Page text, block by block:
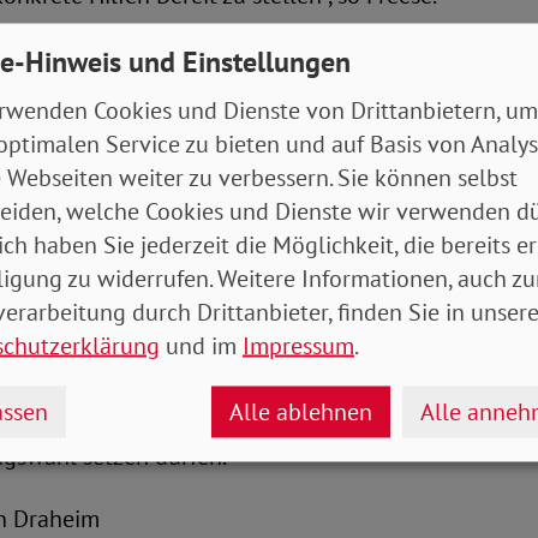
für Millionen Schüler*innen die Schulzeit. Viele
weiter geht. Schließlich macht sich die
bemerkbar. So wurden 2020 9,4 Prozent
abgeschlossen, als im Vorjahr. „Für Millionen
weniger als die berufliche Zukunft auf dem Spiel.
Perspektiven und wollen wissen, wie es für
im Herbst formuliert Freese noch
Politik. „Die vergangenen Monate haben uns auf
wichtig es ist, dass junge Menschen eine stärkere
fordern wir, dass Jugendliche bereits mit
setzen dürfen.“
Draheim
Hinweis und Einstellungen
Cookies und Dienste von Drittanbietern,
Service zu bieten und auf Basis von
Webseiten weiter zu verbessern. Sie können selbst
welche Cookies und Dienste wir verwenden
haben Sie jederzeit die Möglichkeit, die bereits
zu widerrufen. Weitere Informationen, auch
durch Drittanbieter, finden Sie in
und im Impressum.
Alle ablehnen Alle